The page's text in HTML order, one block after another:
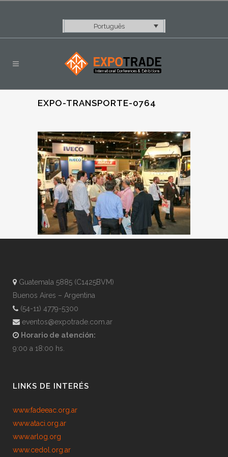
Português
EXPO-TRANSPORTE-0764
Guatemala 5885 (C1425BVM)
Buenos Aires – Argentina
(54-11) 4779-5300
eventos@expotrade.com.ar
Horario de atención:
9:00 a 18:00 hs.
LINKS DE INTERÉS
www.fadeeac.org.ar
www.ataci.org.ar
www.arlog.org
www.cedol.org.ar